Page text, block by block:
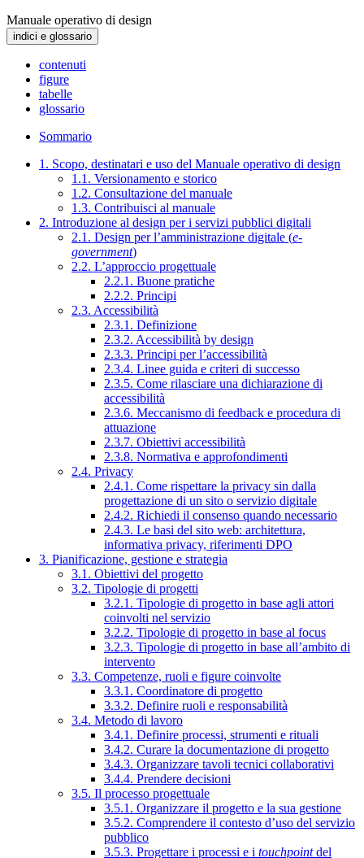
Manuale operativo di design
indici e glossario
contenuti
figure
tabelle
glossario
Sommario
1. Scopo, destinatari e uso del Manuale operativo di design
1.1. Versionamento e storico
1.2. Consultazione del manuale
1.3. Contribuisci al manuale
2. Introduzione al design per i servizi pubblici digitali
2.1. Design per l’amministrazione digitale (e-
government)
2.2. L’approccio progettuale
2.2.1. Buone pratiche
2.2.2. Principi
2.3. Accessibilità
2.3.1. Definizione
2.3.2. Accessibilità by design
2.3.3. Principi per l’accessibilità
2.3.4. Linee guida e criteri di successo
2.3.5. Come rilasciare una dichiarazione di
accessibilità
2.3.6. Meccanismo di feedback e procedura di
attuazione
2.3.7. Obiettivi accessibilità
2.3.8. Normativa e approfondimenti
2.4. Privacy
2.4.1. Come rispettare la privacy sin dalla
progettazione di un sito o servizio digitale
2.4.2. Richiedi il consenso quando necessario
2.4.3. Le basi del sito web: architettura,
informativa privacy, riferimenti DPO
3. Pianificazione, gestione e strategia
3.1. Obiettivi del progetto
3.2. Tipologie di progetti
3.2.1. Tipologie di progetto in base agli attori
coinvolti nel servizio
3.2.2. Tipologie di progetto in base al focus
3.2.3. Tipologie di progetto in base all’ambito di
intervento
3.3. Competenze, ruoli e figure coinvolte
3.3.1. Coordinatore di progetto
3.3.2. Definire ruoli e responsabilità
3.4. Metodo di lavoro
3.4.1. Definire processi, strumenti e rituali
3.4.2. Curare la documentazione di progetto
3.4.3. Organizzare tavoli tecnici collaborativi
3.4.4. Prendere decisioni
3.5. Il processo progettuale
3.5.1. Organizzare il progetto e la sua gestione
3.5.2. Comprendere il contesto d’uso del servizio
pubblico
3.5.3. Progettare i processi e i touchpointdel